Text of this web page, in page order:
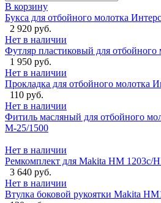
В корзину
Букса для отбойного молотка
2 920 руб.
Нет в наличии
Футляр пластиковый для
1 950 руб.
Нет в наличии
Прокладка для отбойного молотка
110 руб.
Нет в наличии
Фитиль масляный для отбойного
М-25/1500
Нет в наличии
Ремкомплект для Makita HM 1203c/
3 640 руб.
Нет в наличии
Втулка боковой рукоятки Makita